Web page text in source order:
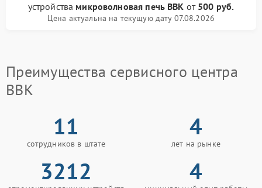
устройства микроволновая печь BBK от 500 руб.
Цена актуальна на текущую дату 07.08.2026
Преимущества сервисного центра
BBK
11
сотрудников в штате
4
лет на рынке
3212 4